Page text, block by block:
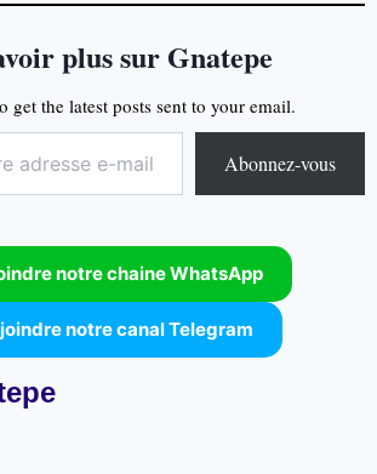
plus sur Gnatepe
get the latest posts sent to your email.
Abonnez-vous
notre chaine WhatsApp
notre canal Telegram